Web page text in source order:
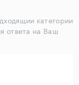
категории
ответа на Ваш